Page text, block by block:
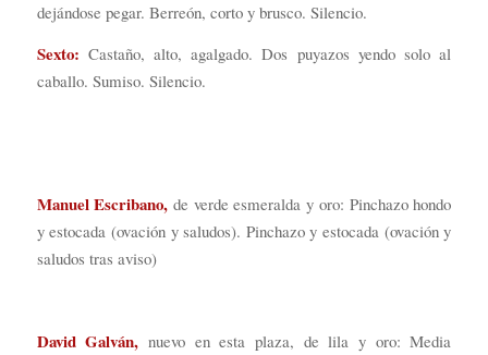
dejándose pegar. Berreón, corto y brusco. Silencio.
Sexto: Castaño, alto, agalgado. Dos puyazos yendo solo al
caballo. Sumiso. Silencio.
Manuel Escribano,de verde esmeralda y oro: Pinchazo hondo
y estocada (ovación y saludos). Pinchazo y estocada (ovación y
saludos tras aviso)
David Galván, nuevo en esta plaza, de lila y oro: Media